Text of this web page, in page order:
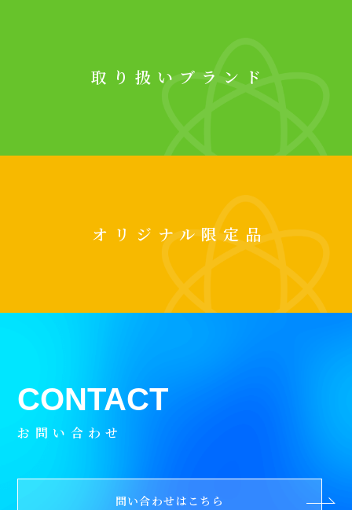
取り扱いブランド
オリジナル限定品
お問い合わせ
問い合わせはこちら